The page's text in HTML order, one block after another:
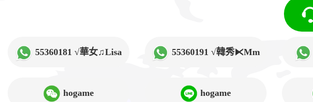
55360181 √華女♫Lisa 55360191 √韓秀⧔Mm
hogame hogame